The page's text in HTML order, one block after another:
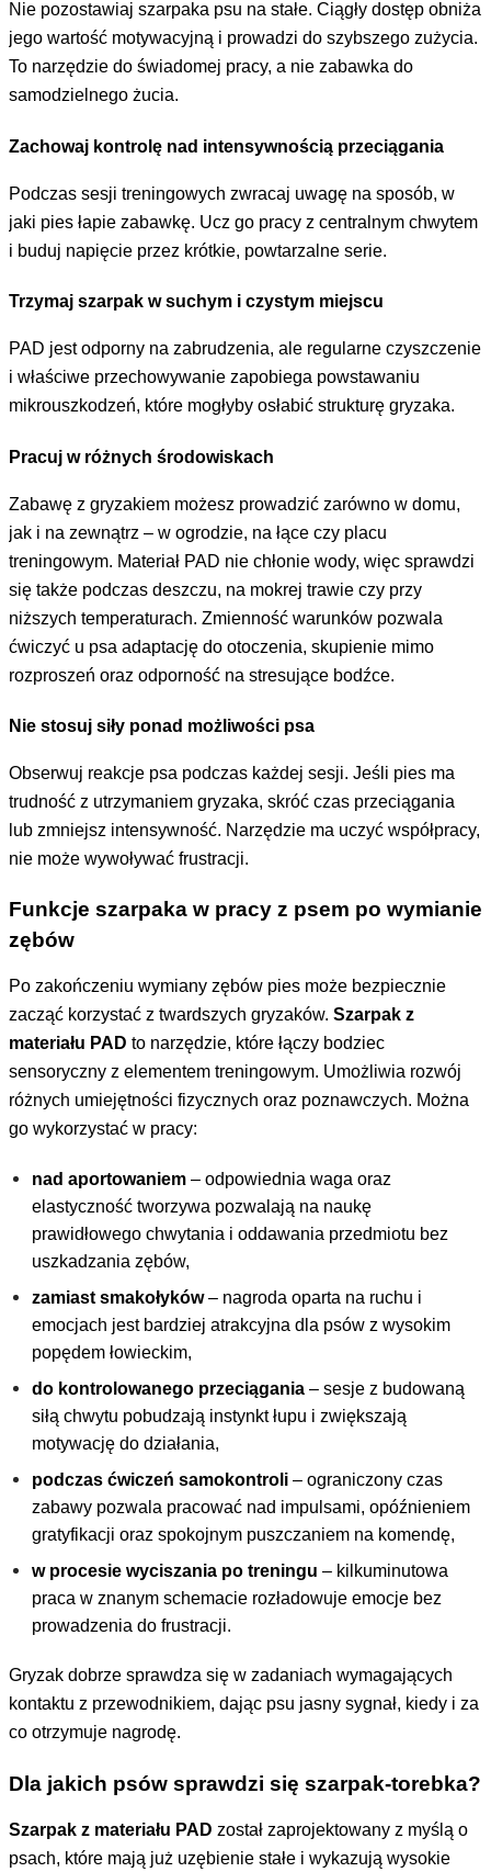
Nie pozostawiaj szarpaka psu na stałe. Ciągły dostęp obniża
jego wartość motywacyjną i prowadzi do szybszego zużycia.
To narzędzie do świadomej pracy, a nie zabawka do
samodzielnego żucia.
Zachowaj kontrolę nad intensywnością przeciągania
Podczas sesji treningowych zwracaj uwagę na sposób, w
jaki pies łapie zabawkę. Ucz go pracy z centralnym chwytem
i buduj napięcie przez krótkie, powtarzalne serie.
Trzymaj szarpak w suchym i czystym miejscu
PAD jest odporny na zabrudzenia, ale regularne czyszczenie
i właściwe przechowywanie zapobiega powstawaniu
mikrouszkodzeń, które mogłyby osłabić strukturę gryzaka.
Pracuj w różnych środowiskach
Zabawę z gryzakiem możesz prowadzić zarówno w domu,
jak i na zewnątrz – w ogrodzie, na łące czy placu
treningowym. Materiał PAD nie chłonie wody, więc sprawdzi
się także podczas deszczu, na mokrej trawie czy przy
niższych temperaturach. Zmienność warunków pozwala
ćwiczyć u psa adaptację do otoczenia, skupienie mimo
rozproszeń oraz odporność na stresujące bodźce.
Nie stosuj siły ponad możliwości psa
Obserwuj reakcje psa podczas każdej sesji. Jeśli pies ma
trudność z utrzymaniem gryzaka, skróć czas przeciągania
lub zmniejsz intensywność. Narzędzie ma uczyć współpracy,
nie może wywoływać frustracji.
Funkcje szarpaka w pracy z psem po wymianie
zębów
Po zakończeniu wymiany zębów pies może bezpiecznie
zacząć korzystać z twardszych gryzaków. Szarpak z
materiału PAD to narzędzie, które łączy bodziec
sensoryczny z elementem treningowym. Umożliwia rozwój
różnych umiejętności fizycznych oraz poznawczych. Można
go wykorzystać w pracy:
nad aportowaniem– odpowiednia waga oraz
elastyczność tworzywa pozwalają na naukę
prawidłowego chwytania i oddawania przedmiotu bez
uszkadzania zębów,
zamiast smakołyków– nagroda oparta na ruchu i
emocjach jest bardziej atrakcyjna dla psów z wysokim
popędem łowieckim,
do kontrolowanego przeciągania– sesje z budowaną
siłą chwytu pobudzają instynkt łupu i zwiększają
motywację do działania,
podczas ćwiczeń samokontroli– ograniczony czas
zabawy pozwala pracować nad impulsami, opóźnieniem
gratyfikacji oraz spokojnym puszczaniem na komendę,
w procesie wyciszania po treningu – kilkuminutowa
praca w znanym schemacie rozładowuje emocje bez
prowadzenia do frustracji.
Gryzak dobrze sprawdza się w zadaniach wymagających
kontaktu z przewodnikiem, dając psu jasny sygnał, kiedy i za
co otrzymuje nagrodę.
Dla jakich psów sprawdzi się szarpak-torebka?
Szarpak z materiału PAD został zaprojektowany z myślą o
psach, które mają już uzębienie stałe i wykazują wysokie